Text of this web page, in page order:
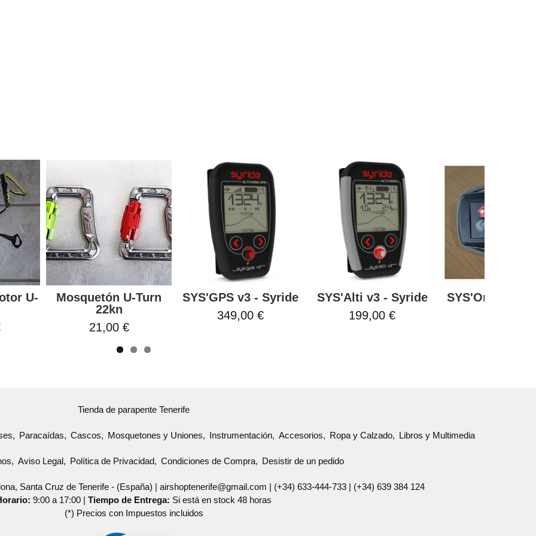
U-
Mosquetón U-Turn
22kn
21,00 €
SYS'GPS v3 - Syride
349,00 €
SYS'Alti v3 - Syride
199,00 €
SYS'One v3 -
Tienda de parapente Tenerife
Paracaídas Cascos Mosquetones y Uniones Instrumentación Accesorios Ropa y Calzado Libros y Multimedia
Aviso Legal Política de Privacidad Condiciones de Compra Desistir de un pedido
Santa Cruz de Tenerife - (España) | airshoptenerife@gmail.com | (+34) 633-444-733 | (+34) 639 384 124
9:00 a 17:00 |Tiempo de Entrega: Si está en stock 48 horas
(*) Precios con Impuestos incluidos